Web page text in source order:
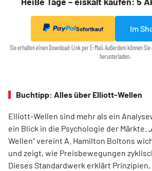
Sofortkauf Im
Sie erhalten einen Download-Link per E-Mail. Außerdem können
herunterladen.
Buchtipp: Alles über Elliott-Wellen
Elliott-Wellen sind mehr als ein
ein Blick in die Psychologie der Märkte.
Wellen“ vereint A. Hamilton Boltons
und zeigt, wie Preisbewegungen
Dieses Standardwerk erklärt